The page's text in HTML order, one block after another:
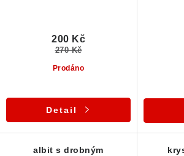
Prodáno
200 Kč
270 Kč
Detail
albit s drobným